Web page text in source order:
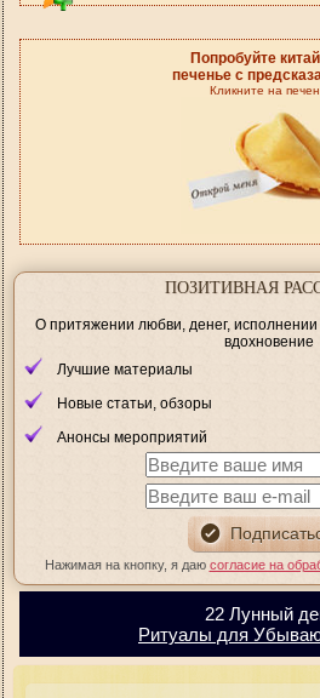
Попробуйте
печенье с
Кликните на
ПОЗИТИВНАЯ
О притяжении любви, денег,
вдохновение
Лучшие материалы
Новые статьи, обзоры
Анонсы мероприятий
Нажимая на кнопку, я даю согласие на
22 Лунный
Ритуалы для